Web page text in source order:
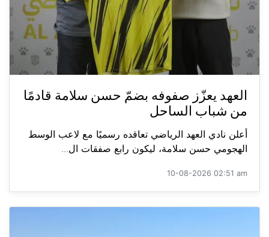
العهد يعزّز صفوفه بضمّ حسن سلامة قادمًا
من شباب الساحل
أعلن نادي العهد الرياضي تعاقده رسميًا مع لاعب الوسط
الهجومي حسن سلامة، ليكون رابع صفقات ال...
10-08-2026 02:51 am